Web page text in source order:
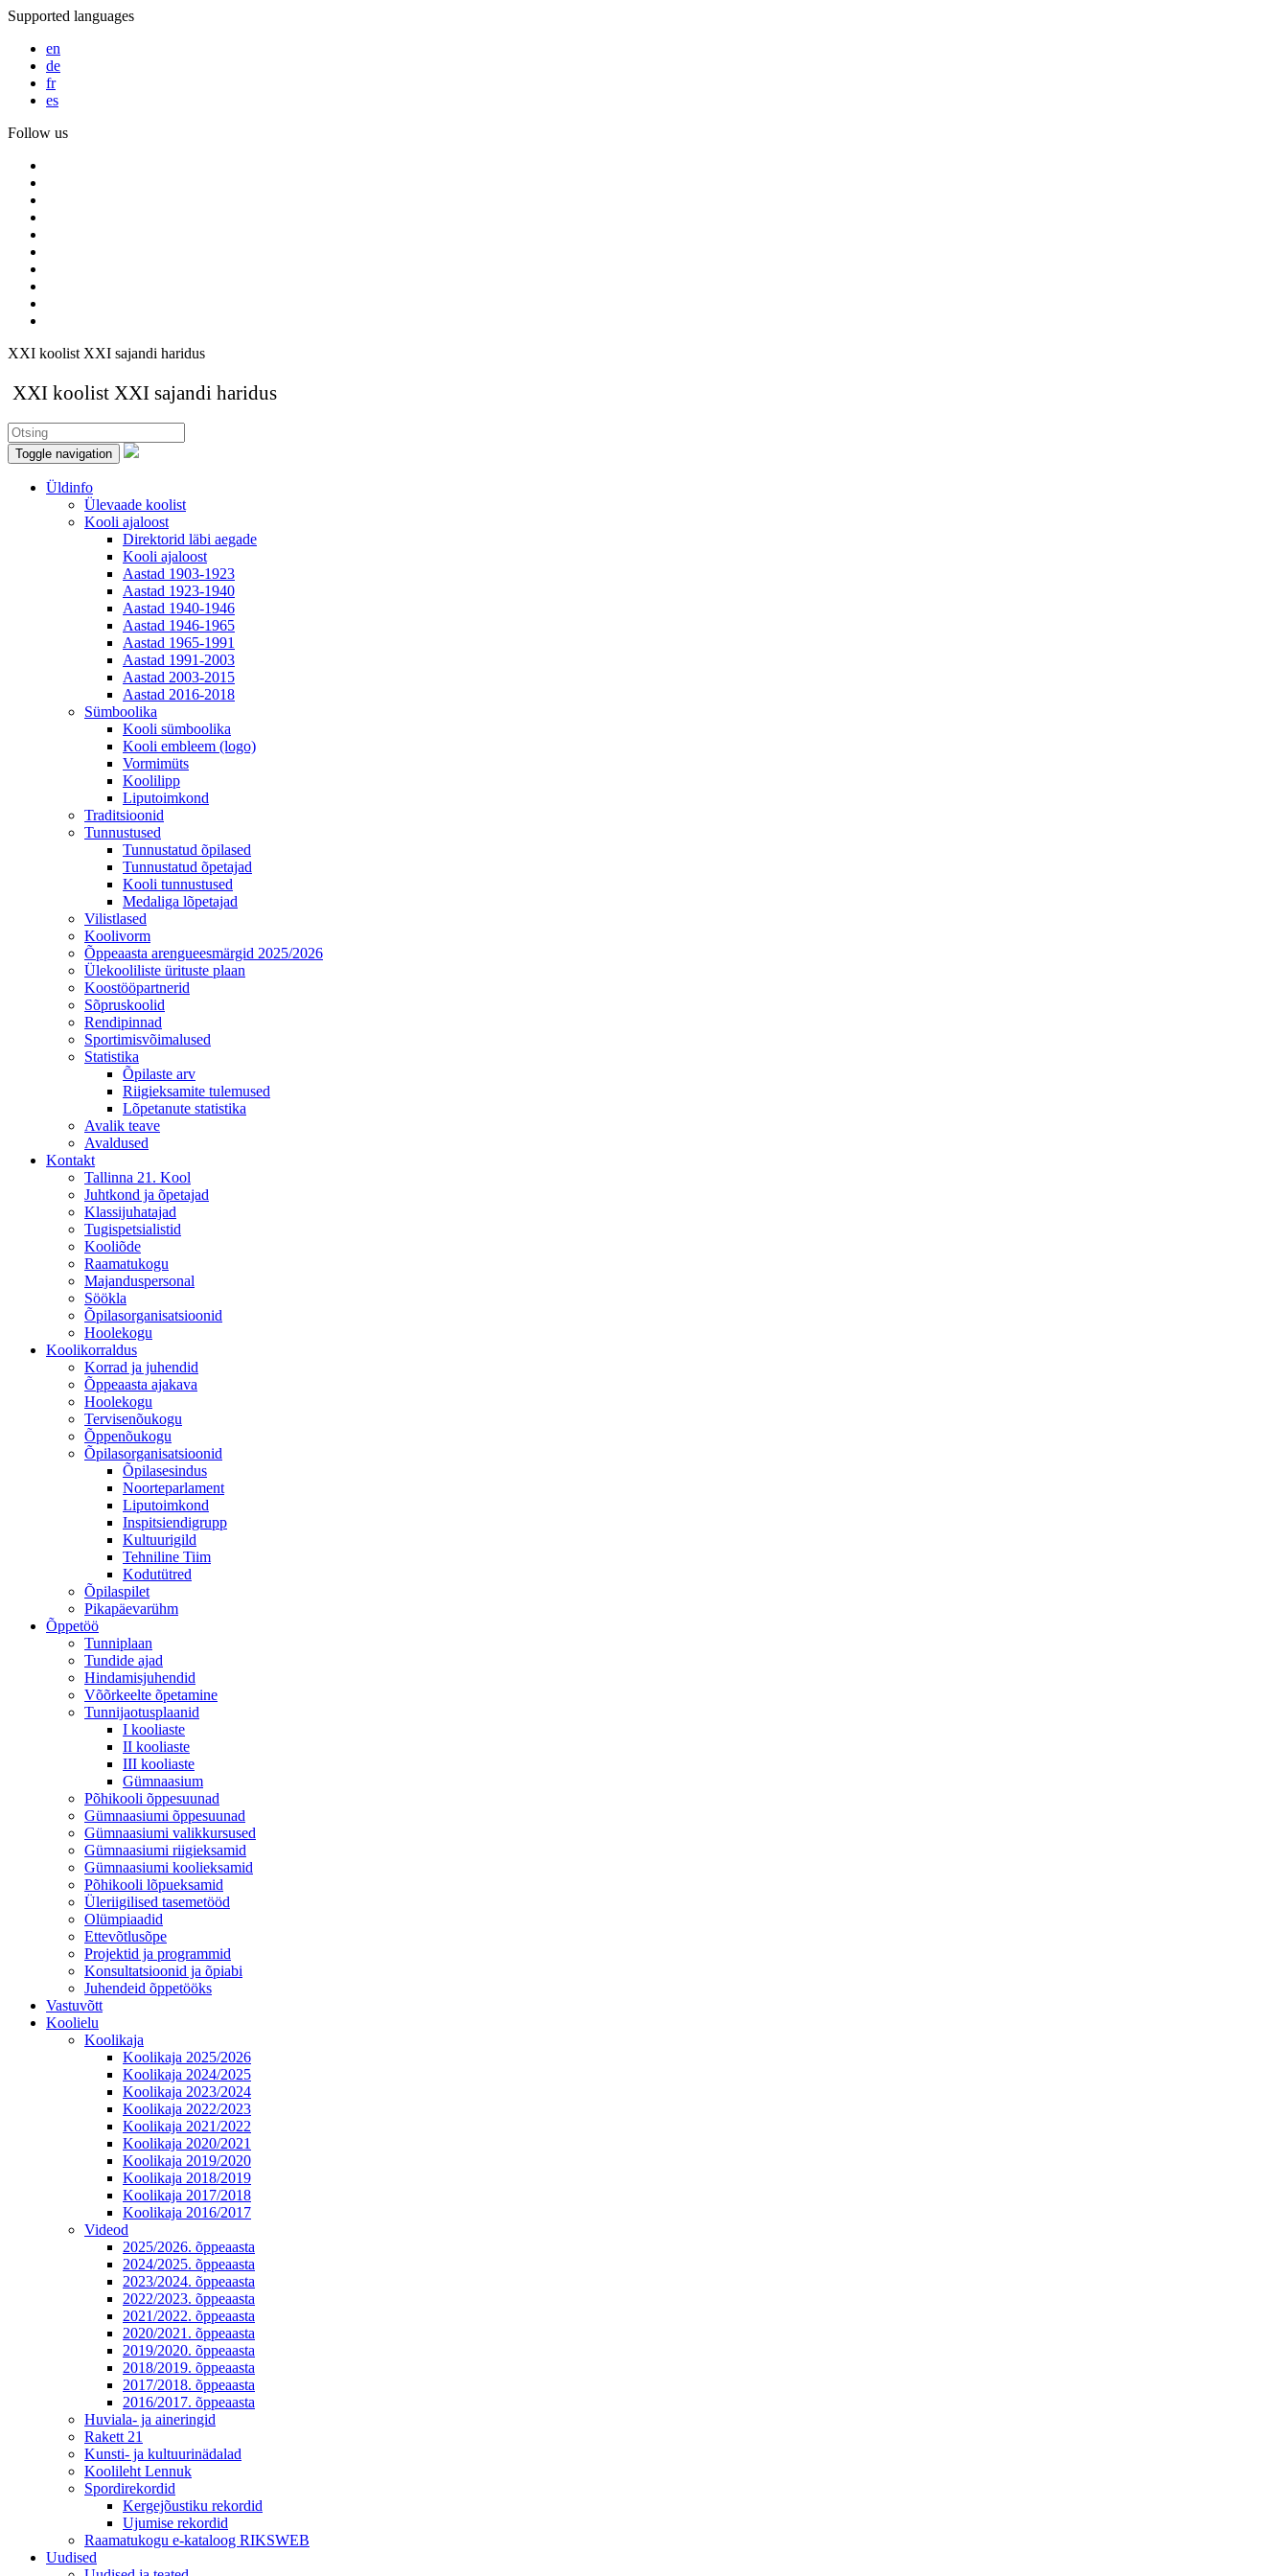
Supported languages
en
de
fr
es
Follow us
XXI koolist XXI sajandi haridus
XXI koolist XXI sajandi haridus
Toggle navigation
Üldinfo
Ülevaade koolist
Kooli ajaloost
Direktorid läbi aegade
Kooli ajaloost
Aastad 1903-1923
Aastad 1923-1940
Aastad 1940-1946
Aastad 1946-1965
Aastad 1965-1991
Aastad 1991-2003
Aastad 2003-2015
Aastad 2016-2018
Sümboolika
Kooli sümboolika
Kooli embleem (logo)
Vormimüts
Koolilipp
Liputoimkond
Traditsioonid
Tunnustused
Tunnustatud õpilased
Tunnustatud õpetajad
Kooli tunnustused
Medaliga lõpetajad
Vilistlased
Koolivorm
Õppeaasta arengueesmärgid 2025/2026
Ülekooliliste ürituste plaan
Koostööpartnerid
Sõpruskoolid
Rendipinnad
Sportimisvõimalused
Statistika
Õpilaste arv
Riigieksamite tulemused
Lõpetanute statistika
Avalik teave
Avaldused
Kontakt
Tallinna 21. Kool
Juhtkond ja õpetajad
Klassijuhatajad
Tugispetsialistid
Kooliõde
Raamatukogu
Majanduspersonal
Söökla
Õpilasorganisatsioonid
Hoolekogu
Koolikorraldus
Korrad ja juhendid
Õppeaasta ajakava
Hoolekogu
Tervisenõukogu
Õppenõukogu
Õpilasorganisatsioonid
Õpilasesindus
Noorteparlament
Liputoimkond
Inspitsiendigrupp
Kultuurigild
Tehniline Tiim
Kodutütred
Õpilaspilet
Pikapäevarühm
Õppetöö
Tunniplaan
Tundide ajad
Hindamisjuhendid
Võõrkeelte õpetamine
Tunnijaotusplaanid
I kooliaste
II kooliaste
III kooliaste
Gümnaasium
Põhikooli õppesuunad
Gümnaasiumi õppesuunad
Gümnaasiumi valikkursused
Gümnaasiumi riigieksamid
Gümnaasiumi koolieksamid
Põhikooli lõpueksamid
Üleriigilised tasemetööd
Olümpiaadid
Ettevõtlusõpe
Projektid ja programmid
Konsultatsioonid ja õpiabi
Juhendeid õppetööks
Vastuvõtt
Koolielu
Koolikaja
Koolikaja 2025/2026
Koolikaja 2024/2025
Koolikaja 2023/2024
Koolikaja 2022/2023
Koolikaja 2021/2022
Koolikaja 2020/2021
Koolikaja 2019/2020
Koolikaja 2018/2019
Koolikaja 2017/2018
Koolikaja 2016/2017
Videod
2025/2026. õppeaasta
2024/2025. õppeaasta
2023/2024. õppeaasta
2022/2023. õppeaasta
2021/2022. õppeaasta
2020/2021. õppeaasta
2019/2020. õppeaasta
2018/2019. õppeaasta
2017/2018. õppeaasta
2016/2017. õppeaasta
Huviala- ja aineringid
Rakett 21
Kunsti- ja kultuurinädalad
Koolileht Lennuk
Spordirekordid
Kergejõustiku rekordid
Ujumise rekordid
Raamatukogu e-kataloog RIKSWEB
Uudised